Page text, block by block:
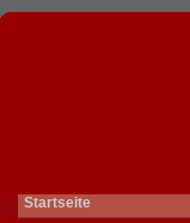
Startseite